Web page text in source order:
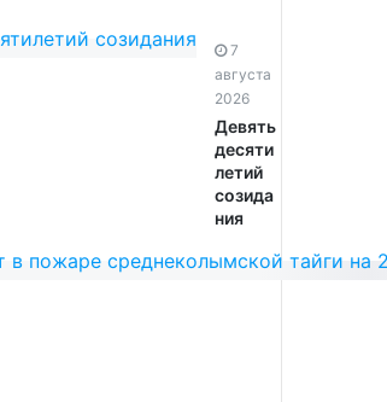
7
августа
2026
Девять
десяти
летий
созида
ния